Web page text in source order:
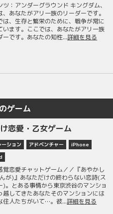
ツ：アンダーグラウンド キングダム、
、あなたがアリ一族のリーダーです。
は、生存と繁栄のために、戦争が常に
います。ここでは、あなたがアリ一族
ーです。あなたの知性...詳細を見る
ゲーム
恋愛・乙女ゲーム
ーション アドベンチャー
iPhone
覚恋愛チャットゲーム／／『あやかし
が)』あなただけの終わらない恋詩(ス
)。とある事情から東京渋谷のマンショ
越してきたあなたそのマンションには
住人たちがいて…。彼...詳細を見る